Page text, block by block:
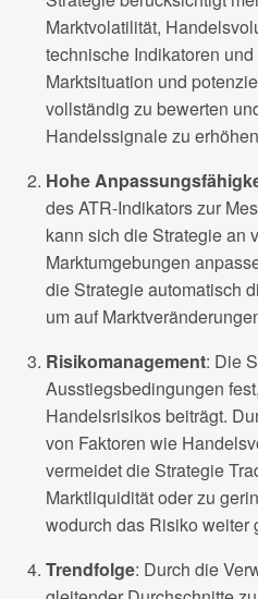
Marktvolatilität,
technische Indikatoren
Marktsituation und
vollständig zu bewerten
Handelssignale zu
Hohe
des ATR-Indikators zur
kann sich die Strategie an
Marktumgebungen
die Strategie automatisch
um auf
Risikomanagement: Die
Ausstiegsbedingungen
Handelsrisikos beiträgt.
von Faktoren wie
vermeidet die Strategie
Marktliquidität oder zu
wodurch das Risiko weiter
Trendfolge: Durch die